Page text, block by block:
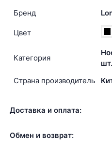
Бренд
Цвет
Категория
шт.
Страна производитель
Доставка и оплата:
Обмен и возврат: